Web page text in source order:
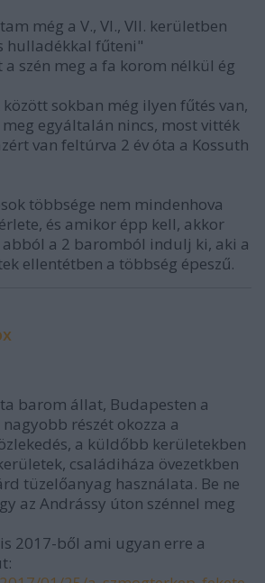
még a V., VI., VII. kerületben
hulladékkal fűteni"
a szén meg a fa korom nélkül ég
sokban még ilyen fűtés van,
egyáltalán nincs, most vitték
van feltúrva 2 év óta a Kossuth
többsége nem mindenhova
és amikor épp kell, akkor
abból a 2 baromból indulj ki, aki a
ellentétben a többség épeszű.
barom állat, Budapesten a
nagyobb részét okozza a
a küldőbb kerületekben
kerületek, családiháza övezetkben
tüzelőanyag használata. Be ne
az Andrássy úton szénnel meg
2017-ből ami ugyan erre a